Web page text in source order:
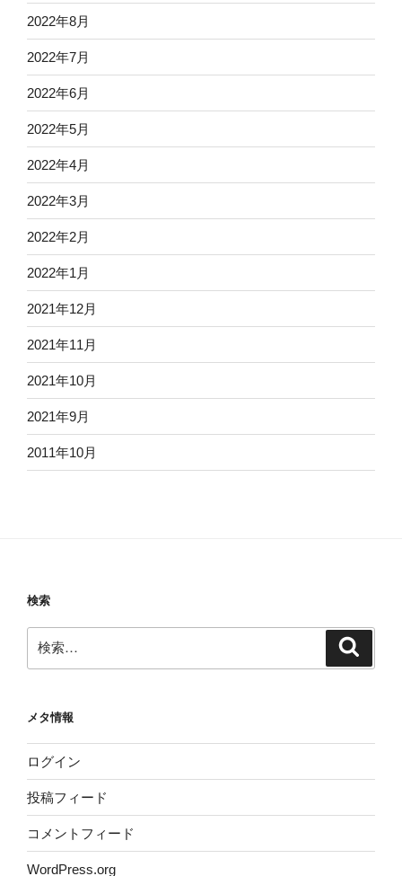
2022年8月
2022年7月
2022年6月
2022年5月
2022年4月
2022年3月
2022年2月
2022年1月
2021年12月
2021年11月
2021年10月
2021年9月
2011年10月
検索
索:
メタ情報
ログイン
投稿フィード
コメントフィード
WordPress.org